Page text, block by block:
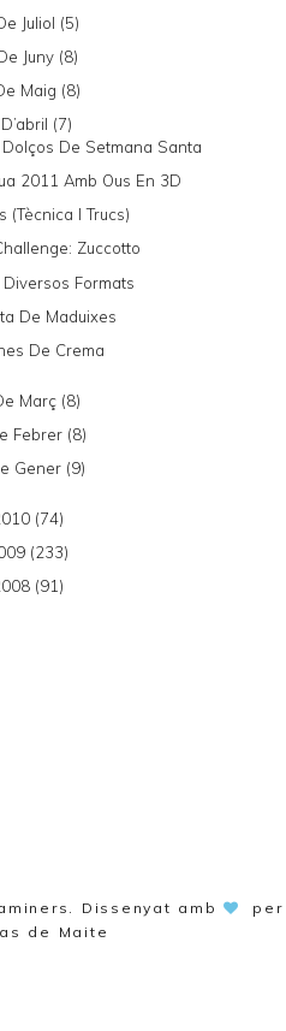
Juliol (5)
Juny (8)
Maig (8)
D’abril (7)
De Setmana Santa
2011 Amb Ous En 3D
(tècnica I Trucs)
Zuccotto
Formats
De Maduixes
De Crema
Març (8)
Febrer (8)
Gener (9)
(74)
(233)
(91)
. Dissenyat amb
per
de Maite